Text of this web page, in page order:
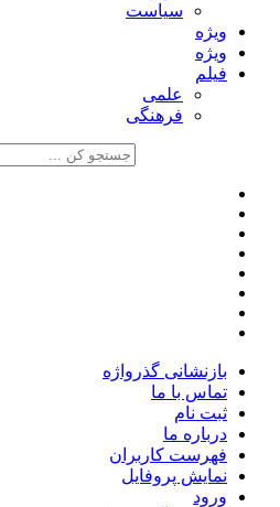
سیاست
ویژه
ویژه
فیلم
علمی
فرهنگی
بازنشانی گذرواژه
تماس با ما
ثبت نام
درباره ما
فهرست کاربران
نمایش پروفایل
ورود